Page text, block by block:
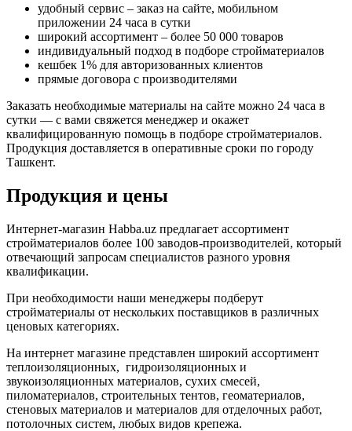
удобный сервис – заказ на сайте, мобильном
приложении 24 часа в сутки
широкий ассортимент – более 50 000 товаров
индивидуальный подход в подборе стройматериалов
кешбек 1% для авторизованных клиентов
прямые договора с производителями
Заказать необходимые материалы на сайте можно 24 часа в
сутки — с вами свяжется менеджер и окажет
квалифицированную помощь в подборе стройматериалов.
Продукция доставляется в оперативные сроки по городу
Ташкент.
Продукция и цены
Интернет-магазин Habba.uz предлагает ассортимент
стройматериалов более 100 заводов-производителей, который
отвечающий запросам специалистов разного уровня
квалификации.
При необходимости наши менеджеры подберут
стройматериалы от нескольких поставщиков в различных
ценовых категориях.
На интернет магазине представлен широкий ассортимент
теплоизоляционных, гидроизоляционных и
звукоизоляционных материалов, сухих смесей,
пиломатериалов, строительных тентов, геоматериалов,
стеновых материалов и материалов для отделочных работ,
потолочных систем, любых видов крепежа.